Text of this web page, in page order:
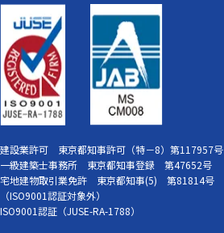
建設業許可 東京都知事許可（特－8）第117957号
一級建築士事務所 東京都知事登録 第47652号
宅地建物取引業免許 東京都知事(5) 第81814号
（ISO9001認証対象外）
ISO9001認証（JUSE-RA-1788）